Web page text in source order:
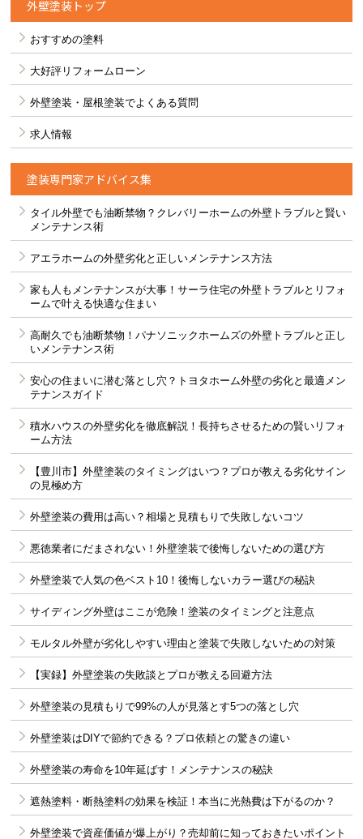
外壁塗装トップ
おすすめの塗料
大好評リフォームローン
外壁塗装・屋根塗装でよくある質問
求人情報
塗装専門家アドバイス集
タイル外壁でも油断禁物？クレバリーホームの外壁トラブルと賢い
メンテナンス術
アエラホームの外壁劣化と正しいメンテナンス方法
家も人もメンテナンスが大事！サーラ住宅の外壁トラブルとリフォ
ームで叶える快適な住まい
高耐久でも油断禁物！パナソニックホームズの外壁トラブルと正し
いメンテナンス術
安心の住まいに潜む落とし穴？トヨタホーム外壁の劣化と最適メン
テナンスガイド
積水ハウスの外壁劣化を徹底解説！長持ちさせるための賢いリフォ
ーム方法
【豊川市】外壁塗装のタイミングはいつ？プロが教える劣化サイン
の見極め方
外壁塗装の費用は高い？相場と見積もりで失敗しないコツ
悪徳業者にだまされない！外壁塗装で後悔しないための選び方
外壁塗装で人気の色ベスト10！後悔しないカラー選びの秘訣
サイディング外壁はここが危険！塗装のタイミングと注意点
モルタル外壁が劣化しやすい理由と塗装で失敗しないための対策
【実録】外壁塗装の失敗談とプロが教える回避方法
外壁塗装の見積もりで99%の人が見落とす5つの落とし穴
外壁塗装はDIYで節約できる？プロ依頼との驚きの違い
外壁塗装の寿命を10年延ばす！メンテナンスの秘訣
遮熱塗料・断熱塗料の効果を検証！本当に光熱費は下がるのか？
外壁塗装で資産価値が爆上がり？売却前に知っておきたいポイント